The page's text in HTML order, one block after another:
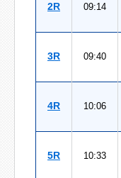
2R 09:14
3R 09:40
4R 10:06
5R 10:33